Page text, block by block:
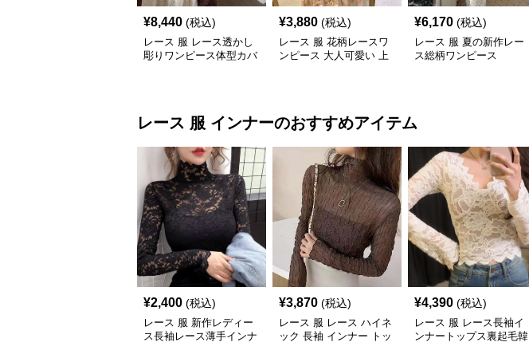
¥8,440 (税込)
レース 服 レース透かし
彫りワンピース体型カバ
¥3,880 (税込)
レース 服 花柄レースワ
ンピース 大人可愛い 上
¥6,170 (税込)
レース 服 夏の新作レー
ス総柄ワンピース
レース 服 インナーのおすすめアイテム
¥2,400 (税込)
レース 服 新作レディー
ス長袖レース薄手インナ
¥3,870 (税込)
レース 服 レース ハイネ
ック 長袖 インナー トッ
¥4,390 (税込)
レース 服 レース長袖イ
ンナートップス裏起毛韓